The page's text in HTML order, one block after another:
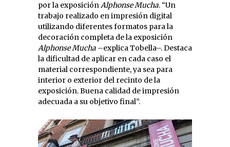
por la exposiciónAlphonse Mucha. “Un
trabajo realizado en impresión digital
utilizando diferentes formatos para la
decoración completa de la exposición
Alphonse Mucha –explica Tobella–. Destaca
la dificultad de aplicar en cada caso el
material correspondiente, ya sea para
interior o exterior del recinto de la
exposición. Buena calidad de impresión
adecuada a su objetivo final”.